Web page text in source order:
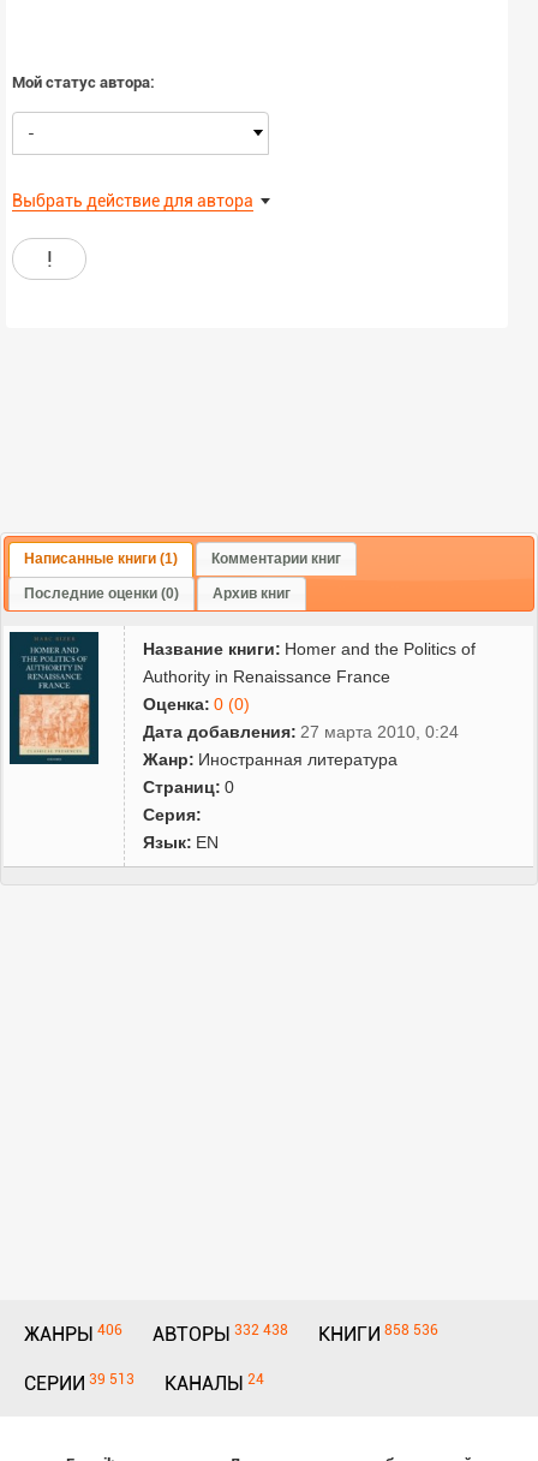
Мой статус автора:
-
Выбрать действие для автора
!
Написанные книги (1) Комментарии книг
Последние оценки (0) Архив книг
Название книги: Homer and the Politics of
Authority in Renaissance France
Оценка: 0 (0)
Дата добавления: 27 марта 2010, 0:24
Жанр: Иностранная литература
Страниц: 0
Серия:
Язык: EN
ЖАНРЫ 406 АВТОРЫ 332 438 КНИГИ 858 536
СЕРИИ 39 513 КАНАЛЫ 24